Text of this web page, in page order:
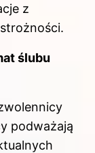
z
ślubu
podważają